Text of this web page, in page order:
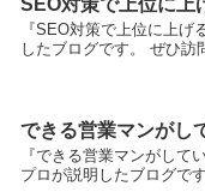
SEO対策で上位に上
『SEO対策で上位に上
したブログです。 ぜひ
できる営業マンがし
『できる営業マンがして
プロが説明したブログで